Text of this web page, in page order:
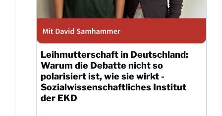
Leihmutterschaft in Deutschland:
Warum die Debatte nicht so
polarisiert ist, wie sie wirkt -
Sozialwissenschaftliches Institut
der EKD